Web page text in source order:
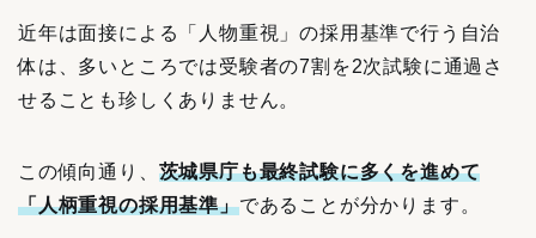
近年は面接による「人物重視」の採用基準で行う自治
体は、多いところでは受験者の7割を2次試験に通過さ
せることも珍しくありません。
この傾向通り、 茨城県庁も最終試験に多くを進めて
「人柄重視の採用基準」であることが分かります。